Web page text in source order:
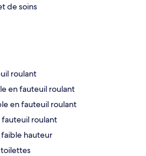
de soins
roulant
en fauteuil roulant
en fauteuil roulant
fauteuil roulant
hauteur